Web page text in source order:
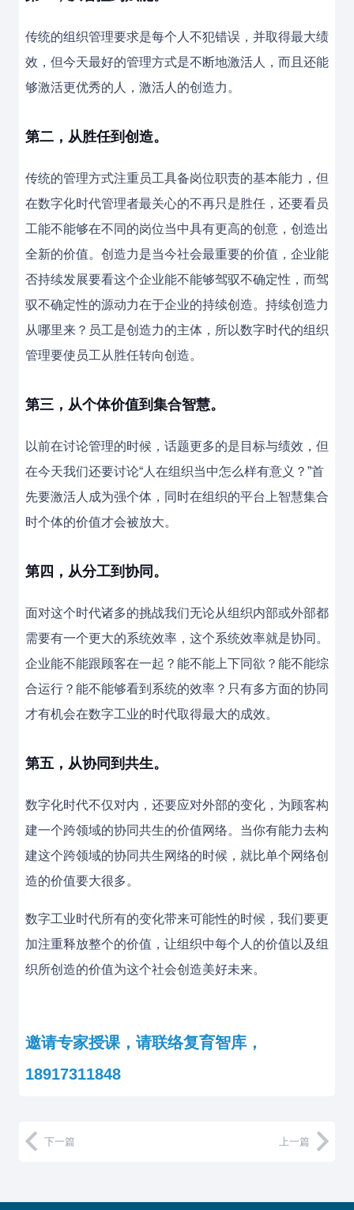
传统的组织管理要求是每个人不犯错误，并取得最大绩
效，但今天最好的管理方式是不断地激活人，而且还能
够激活更优秀的人，激活人的创造力。
第二，从胜任到创造。
传统的管理方式注重员工具备岗位职责的基本能力，但
在数字化时代管理者最关心的不再只是胜任，还要看员
工能不能够在不同的岗位当中具有更高的创意，创造出
全新的价值。创造力是当今社会最重要的价值，企业能
否持续发展要看这个企业能不能够驾驭不确定性，而驾
驭不确定性的源动力在于企业的持续创造。持续创造力
从哪里来？员工是创造力的主体，所以数字时代的组织
管理要使员工从胜任转向创造。
第三，从个体价值到集合智慧。
以前在讨论管理的时候，话题更多的是目标与绩效，但
在今天我们还要讨论“人在组织当中怎么样有意义？”首
先要激活人成为强个体，同时在组织的平台上智慧集合
时个体的价值才会被放大。
第四，从分工到协同。
面对这个时代诸多的挑战我们无论从组织内部或外部都
需要有一个更大的系统效率，这个系统效率就是协同。
企业能不能跟顾客在一起？能不能上下同欲？能不能综
合运行？能不能够看到系统的效率？只有多方面的协同
才有机会在数字工业的时代取得最大的成效。
第五，从协同到共生。
数字化时代不仅对内，还要应对外部的变化，为顾客构
建一个跨领域的协同共生的价值网络。当你有能力去构
建这个跨领域的协同共生网络的时候，就比单个网络创
造的价值要大很多。
数字工业时代所有的变化带来可能性的时候，我们要更
加注重释放整个的价值，让组织中每个人的价值以及组
织所创造的价值为这个社会创造美好未来。
邀请专家授课，请联络复育智库，
18917311848
下一篇 上一篇